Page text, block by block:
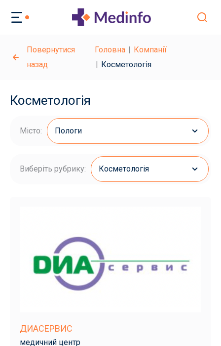
Повернутися
назад
Головна
Компанії
Косметологія
Косметологія
Місто: Пологи
Виберіть рубрику: Косметологія
ДИАСЕРВИС
медичний центр